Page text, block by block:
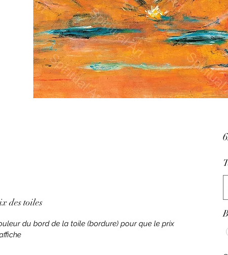
des toiles
du bord de la toile (bordure) pour que le prix